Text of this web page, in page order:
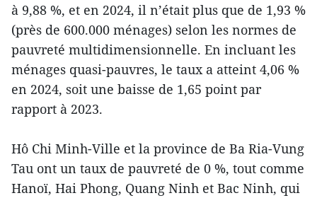
à 9,88 %, et en 2024, il n’était plus que de 1,93 %
(près de 600.000 ménages) selon les normes de
pauvreté multidimensionnelle. En incluant les
ménages quasi-pauvres, le taux a atteint 4,06 %
en 2024, soit une baisse de 1,65 point par
rapport à 2023.
Hô Chi Minh-Ville et la province de Ba Ria-Vung
Tau ont un taux de pauvreté de 0 %, tout comme
Hanoï, Hai Phong, Quang Ninh et Bac Ninh, qui